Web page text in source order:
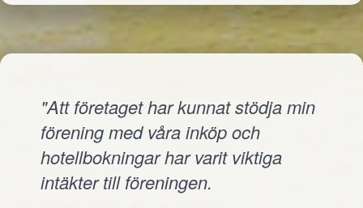
"Att företaget har kunnat stödja min
förening med våra inköp och
hotellbokningar har varit viktiga
intäkter till föreningen.